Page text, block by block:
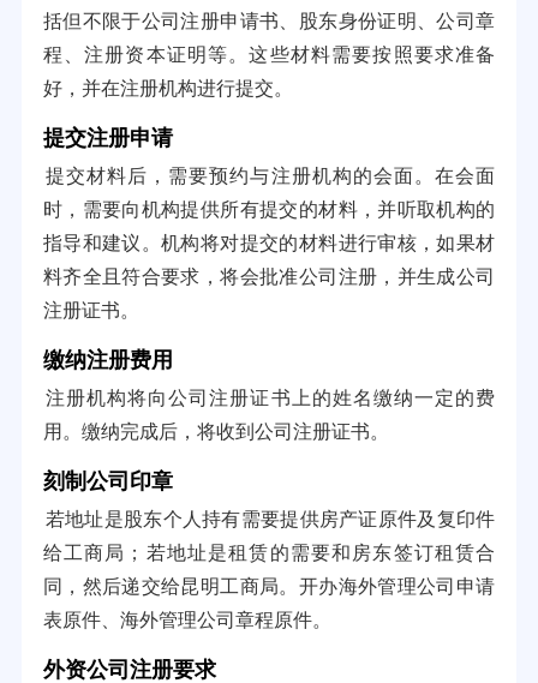
括但不限于公司注册申请书、股东身份证明、公司章
程、注册资本证明等。这些材料需要按照要求准备
好，并在注册机构进行提交。
提交注册申请
提交材料后，需要预约与注册机构的会面。在会面
时，需要向机构提供所有提交的材料，并听取机构的
指导和建议。机构将对提交的材料进行审核，如果材
料齐全且符合要求，将会批准公司注册，并生成公司
注册证书。
缴纳注册费用
注册机构将向公司注册证书上的姓名缴纳一定的费
用。缴纳完成后，将收到公司注册证书。
刻制公司印章
若地址是股东个人持有需要提供房产证原件及复印件
给工商局；若地址是租赁的需要和房东签订租赁合
同，然后递交给昆明工商局。开办海外管理公司申请
表原件、海外管理公司章程原件。
外资公司注册要求